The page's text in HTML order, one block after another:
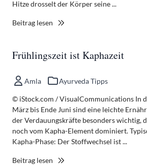
Hitze drosselt der Körper seine ...
Beitrag lesen
Frühlingszeit ist Kaphazeit
Amla Ayurveda Tipps
© iStock.com / VisualCommunications In
März bis Ende Juni sind eine leichte
der Verdauungskräfte besonders wichtig,
noch vom Kapha-Element dominiert.
Kapha-Phase: Der Stoffwechsel ist ...
Beitrag lesen